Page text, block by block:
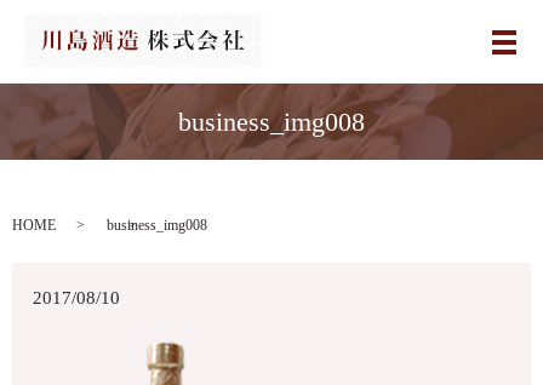
メ
business_img008
HOME business_img008
2017/08/10